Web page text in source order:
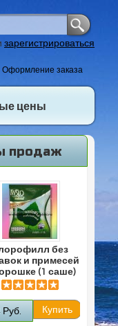
зарегистрироваться
Оформление заказа
цены
продаж
без
и примесей
(1 саше)
Руб.